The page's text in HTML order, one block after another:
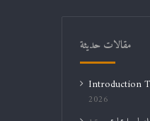
مقالات حديثة
Introduction
2026